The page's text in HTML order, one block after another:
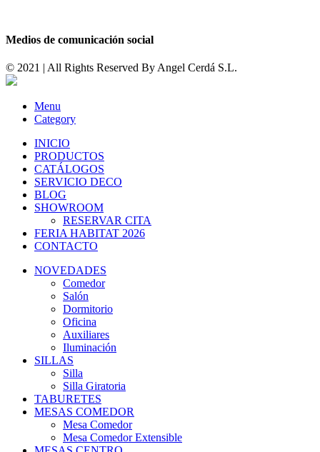
Medios de comunicación social
© 2021 | All Rights Reserved ByAngel Cerdá S.L.
Menu
Category
INICIO
PRODUCTOS
CATÁLOGOS
SERVICIO DECO
BLOG
SHOWROOM
RESERVAR CITA
FERIA HABITAT 2026
CONTACTO
NOVEDADES
Comedor
Salón
Dormitorio
Oficina
Auxiliares
Iluminación
SILLAS
Silla
Silla Giratoria
TABURETES
MESAS COMEDOR
Mesa Comedor
Mesa Comedor Extensible